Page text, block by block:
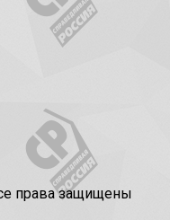
права защищены